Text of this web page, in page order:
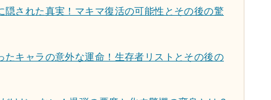
された真実！マキマ復活の可能性とその後の驚
キャラの意外な運命！生存者リストとその後の